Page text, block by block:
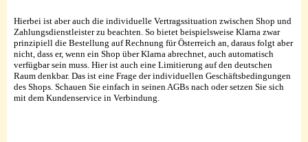
Hierbei ist aber auch die individuelle Vertragssituation zwischen Shop und
Zahlungsdienstleister zu beachten. So bietet beispielsweise Klarna zwar
prinzipiell die Bestellung auf Rechnung für Österreich an, daraus folgt aber
nicht, dass er, wenn ein Shop über Klarna abrechnet, auch automatisch
verfügbar sein muss. Hier ist auch eine Limitierung auf den deutschen
Raum denkbar. Das ist eine Frage der individuellen Geschäftsbedingungen
des Shops. Schauen Sie einfach in seinen AGBs nach oder setzen Sie sich
mit dem Kundenservice in Verbindung.